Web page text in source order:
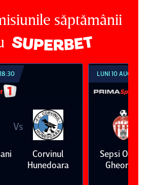
săptămânii
Vs
Corvinul
Hunedoara
LUNI 10 AUG, 21:30
Sepsi OSK Sf
Gheorghe